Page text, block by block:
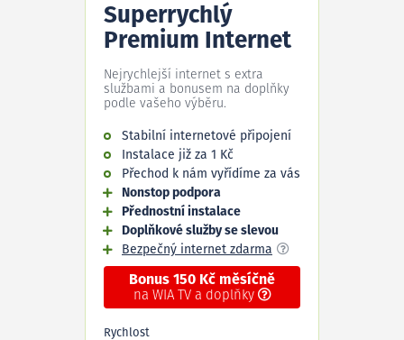
Superrychlý
Premium Internet
Nejrychlejší internet s extra
službami a bonusem na doplňky
podle vašeho výběru.
Stabilní internetové připojení
Instalace již za 1 Kč
Přechod k nám vyřídíme za vás
Nonstop podpora
Přednostní instalace
Doplňkové služby se slevou
Bezpečný internet zdarma
Bonus 150 Kč měsíčně
na WIA TV a doplňky
Rychlost